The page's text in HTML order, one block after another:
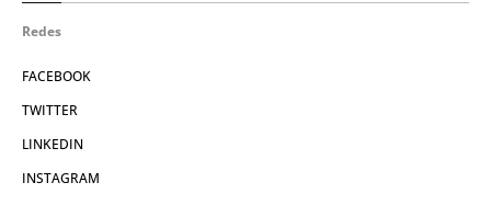
Redes
FACEBOOK
TWITTER
LINKEDIN
INSTAGRAM